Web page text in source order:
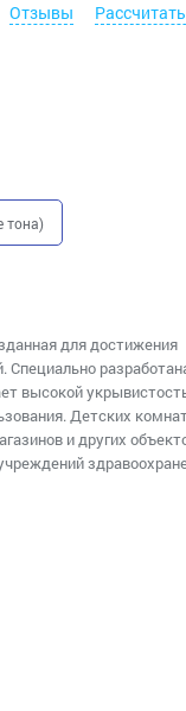
Отзывы
тона)
для достижения
высокой
Детских
и других